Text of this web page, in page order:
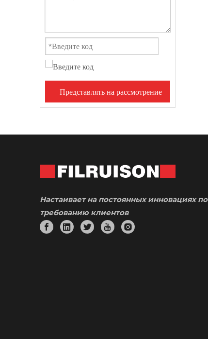
Представлять на рассмотрение
Настаивает на постоянных инновациях по
требованию клиентов